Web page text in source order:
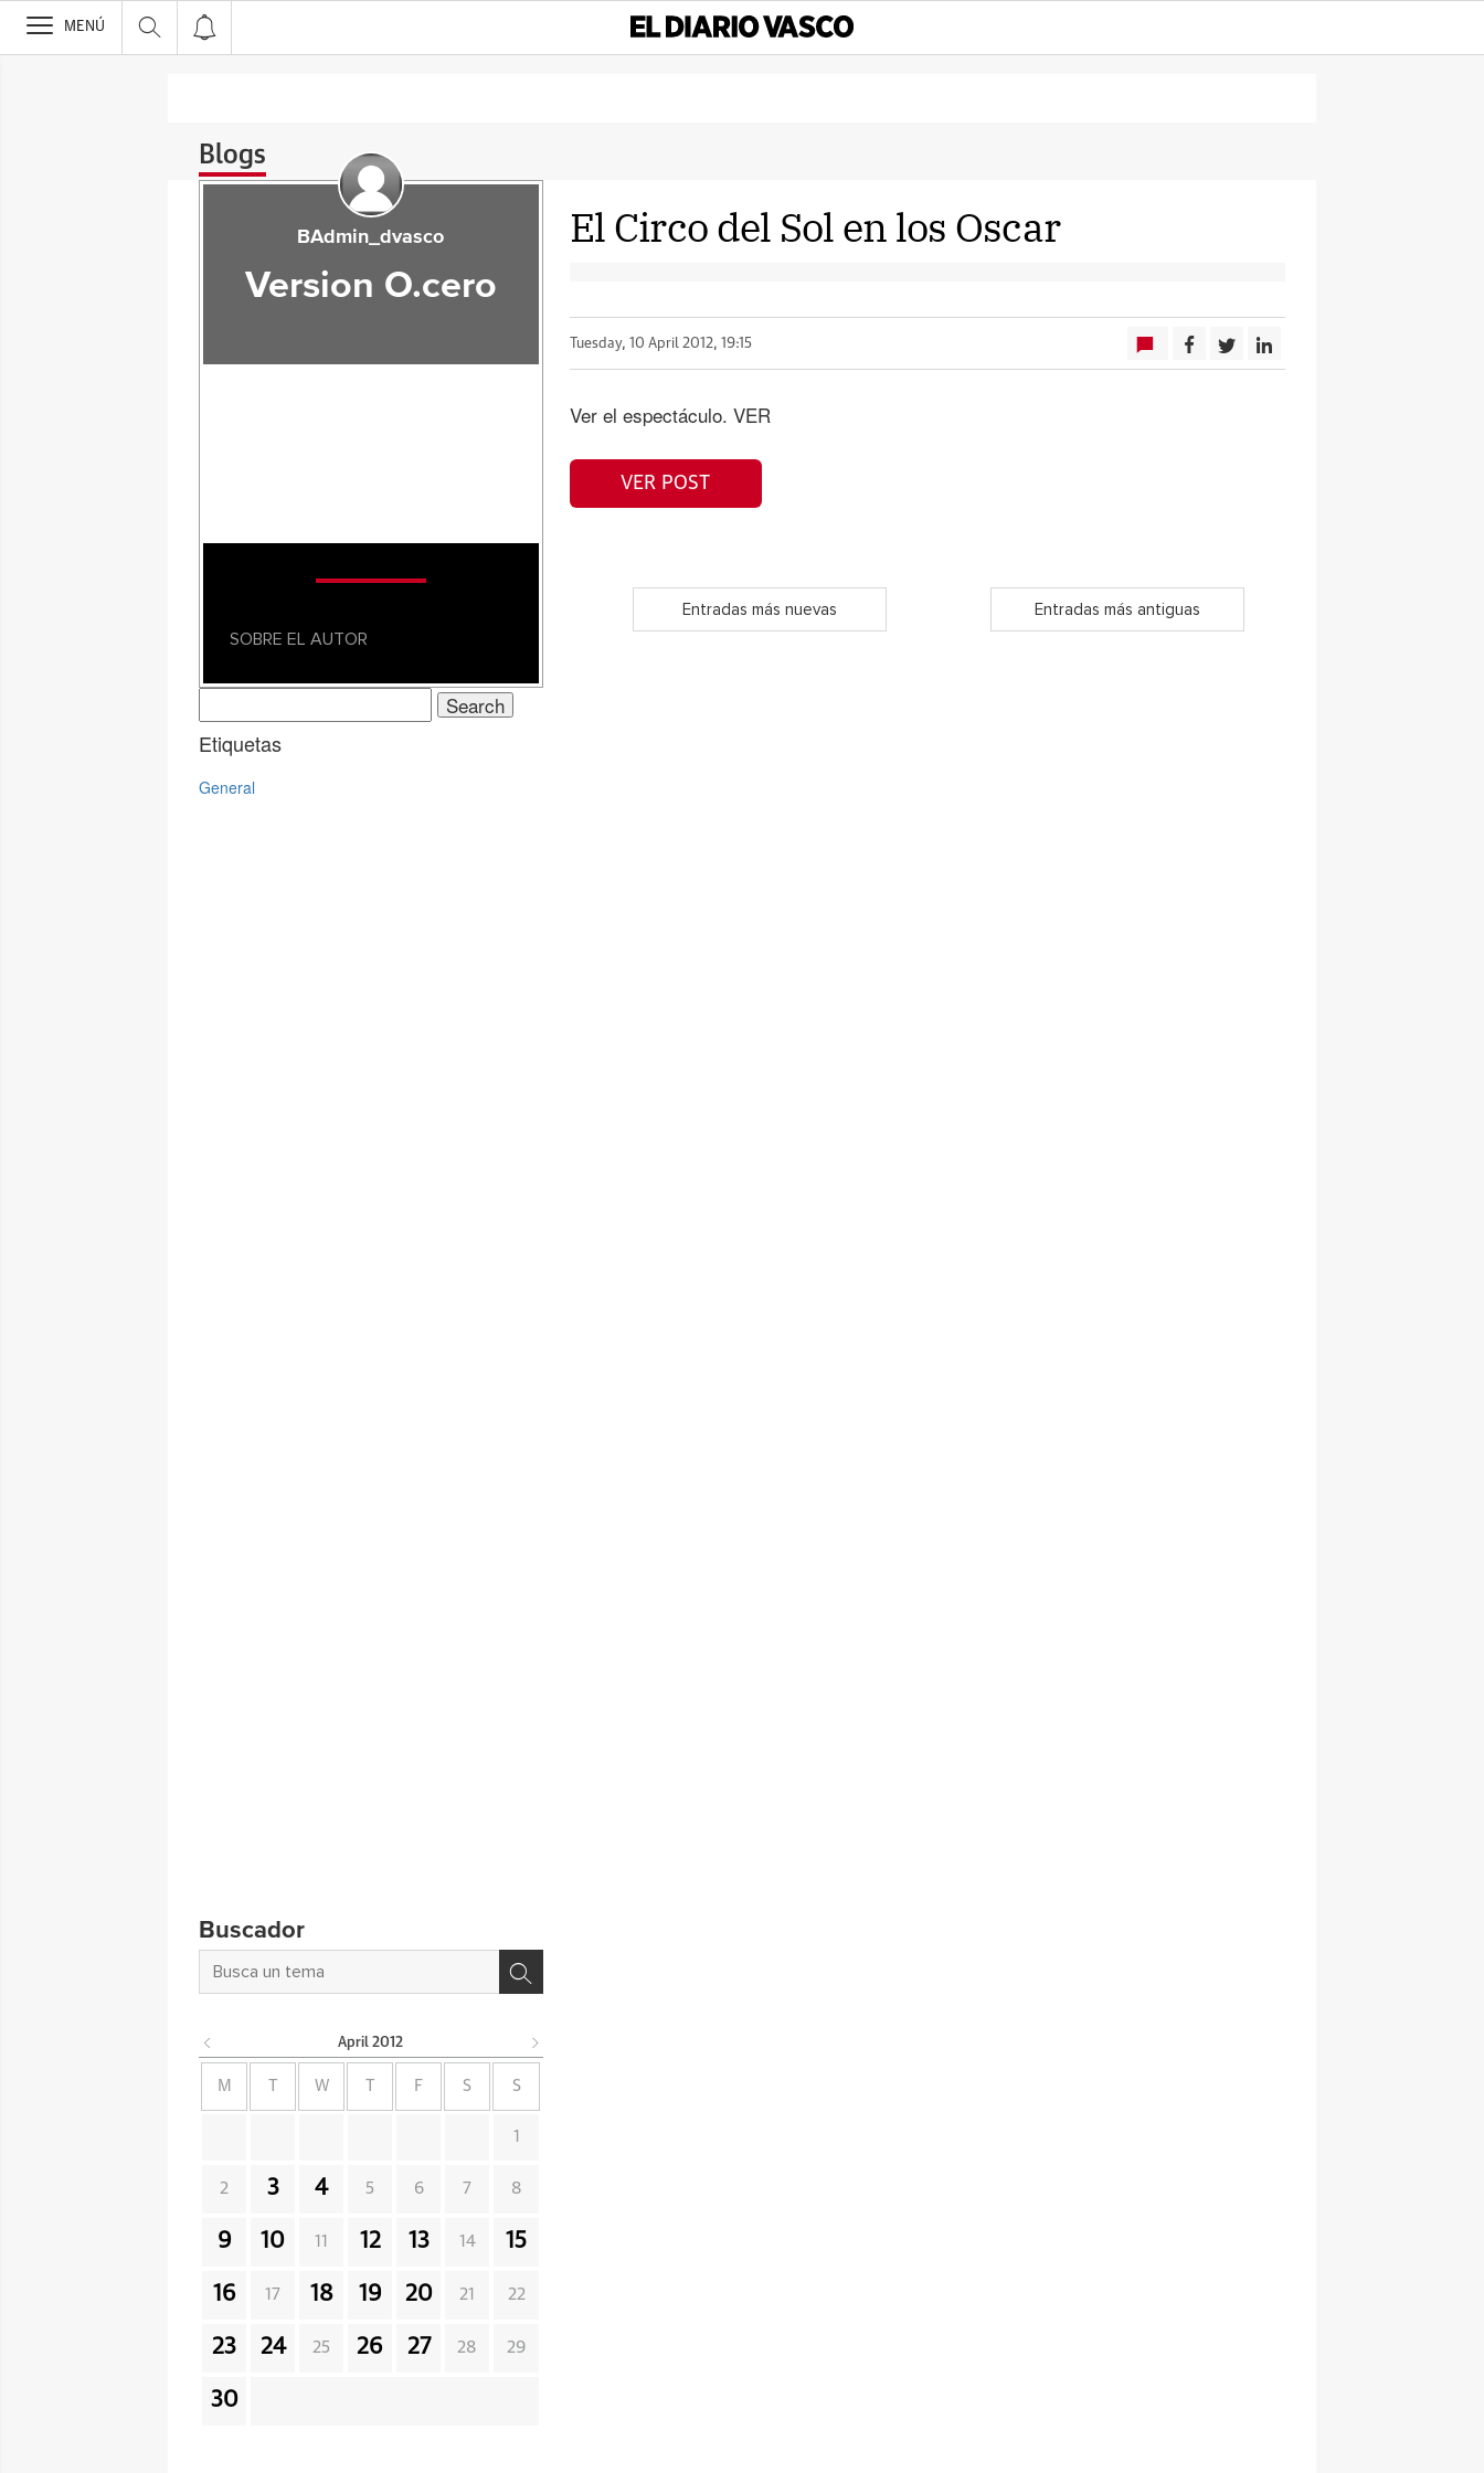
>
MENÚ
Blogs
El Circo del Sol en los Oscar
Tuesday, 10 April 2012, 19:15
Ver el espectáculo. VER
VER POST
Entradas más nuevas Entradas más antiguas
BAdmin_dvasco
Version O.cero
SOBRE EL AUTOR
Search
for:
Etiquetas
General
Buscador
April 2012
M W F S S
1
2 3 4 5 6 7 8
9 10 11 12 13 14 15
16 17 18 19 20 21 22
23 24 25 26 27 28 29
30